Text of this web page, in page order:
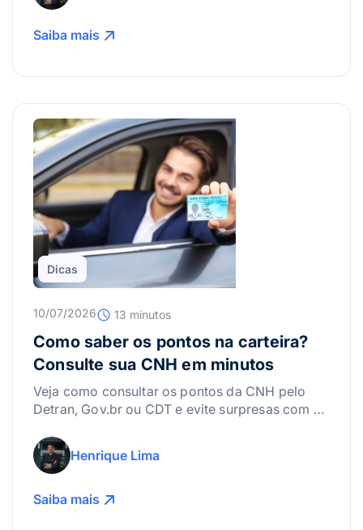
Saiba mais
Dicas
10/07/2026 13 minutos
Como saber os pontos na carteira?
Consulte sua CNH em minutos
Veja como consultar os pontos da CNH pelo
Detran, Gov.br ou CDT e evite surpresas com a
Henrique Lima
Saiba mais